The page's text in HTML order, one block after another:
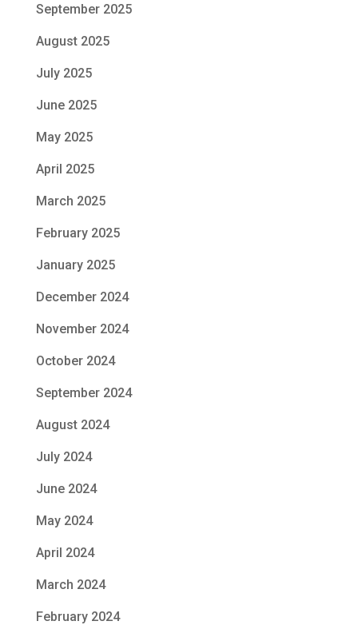
September 2025
August 2025
July 2025
June 2025
May 2025
April 2025
March 2025
February 2025
January 2025
December 2024
November 2024
October 2024
September 2024
August 2024
July 2024
June 2024
May 2024
April 2024
March 2024
February 2024